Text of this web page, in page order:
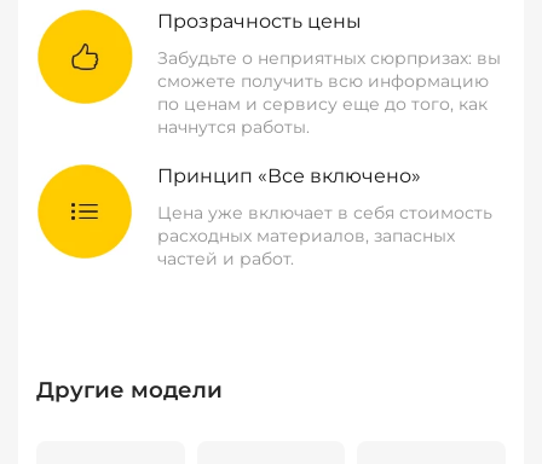
Прозрачность цены
Забудьте о неприятных сюрпризах: вы
сможете получить всю информацию
по ценам и сервису еще до того, как
начнутся работы.
Принцип «Все включено»
Цена уже включает в себя стоимость
расходных материалов, запасных
частей и работ.
Другие модели